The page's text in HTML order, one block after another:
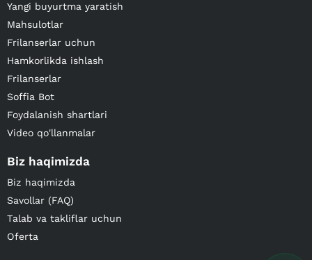
Yangi buyurtma yaratish
Mahsulotlar
Frilanserlar uchun
Hamkorlikda ishlash
Frilanserlar
Soffia Bot
Foydalanish shartlari
Video qo'llanmalar
Biz haqimizda
Biz haqimizda
Savollar (FAQ)
Talab va takliflar uchun
Oferta